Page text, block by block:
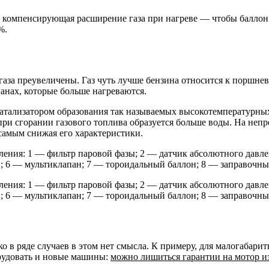
расширение газа при нагреве — чтобы
преувеличены. Газ чуть лучше бензина относится к
которые больше нагреваются.
образования так называемых
сгорании газового топлива образуется больше воды. На
снижая его характеристики.
1 — фильтр паровой фазы; 2 — датчик абсолютного
6 — мультиклапан; 7 — тороидальный баллон; 8 —
1 — фильтр паровой фазы; 2 — датчик абсолютного
6 — мультиклапан; 7 — тороидальный баллон; 8 —
ряде случаев в этом нет смысла. К примеру, для
и новые машины: можно лишиться гарантии на мотор